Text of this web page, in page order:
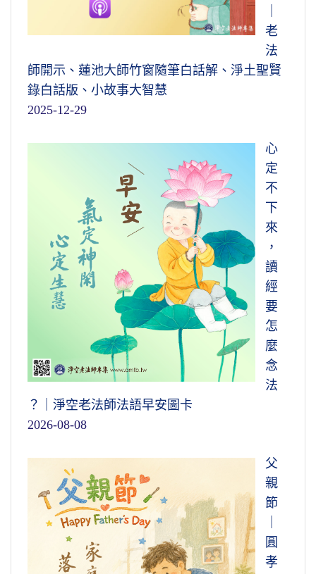
老
法
師開示、蓮池大師竹窗隨筆白話解、淨土聖賢
錄白話版、小故事大智慧
2025-12-29
心
定
不
下
來
，
讀
經
要
怎
麼
念
法
？｜淨空老法師法語早安圖卡
2026-08-08
父
親
節
圓
孝